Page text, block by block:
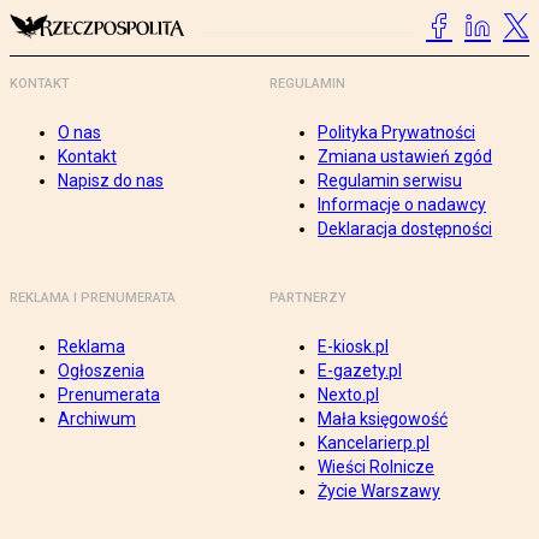
KONTAKT
O nas
Kontakt
Napisz do nas
REGULAMIN
Polityka Prywatności
Zmiana ustawień zgód
Regulamin serwisu
Informacje o nadawcy
Deklaracja dostępności
REKLAMA I PRENUMERATA
Reklama
Ogłoszenia
Prenumerata
Archiwum
PARTNERZY
E-kiosk.pl
E-gazety.pl
Nexto.pl
Mała księgowość
Kancelarierp.pl
Wieści Rolnicze
Życie Warszawy